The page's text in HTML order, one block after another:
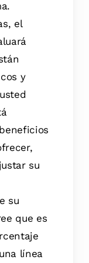
el
y
su
su
que es
línea